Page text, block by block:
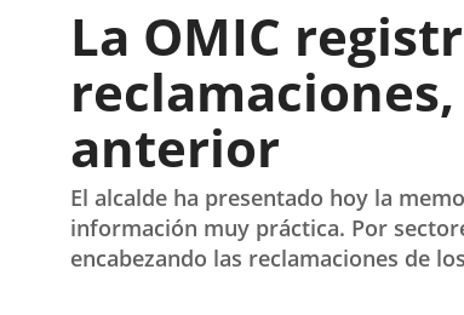
Valladolid
La OMIC
anterior
El alcalde ha presentado hoy la
información muy práctica. Por
encabezando las reclamaciones de